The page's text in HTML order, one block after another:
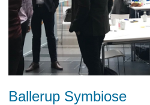
Ballerup Symbiose